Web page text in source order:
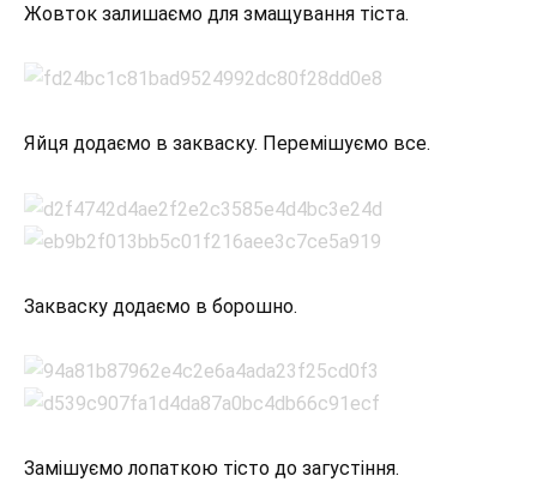
Жовток залишаємо для змащування тіста.
Яйця додаємо в закваску. Перемішуємо все.
Закваску додаємо в борошно.
Замішуємо лопаткою тісто до загустіння.